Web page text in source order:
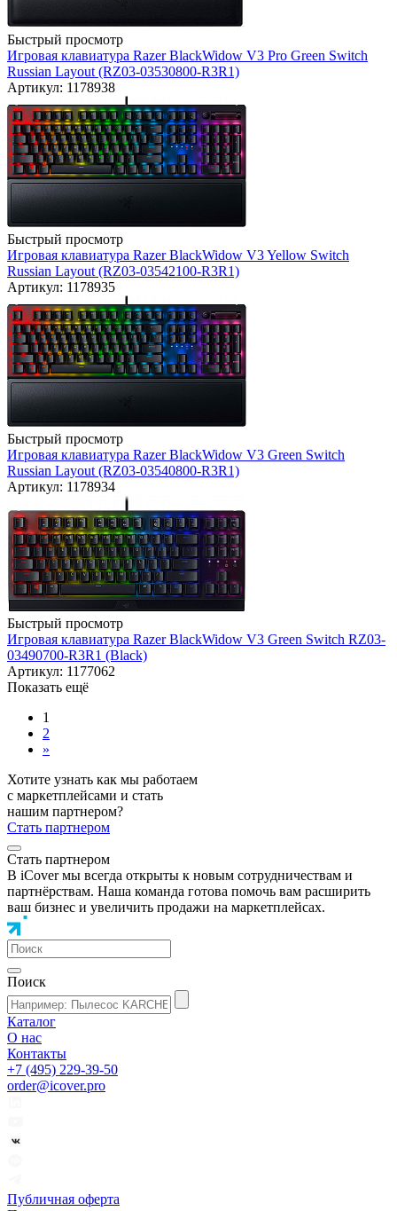
Быстрый просмотр
Игровая клавиатура Razer BlackWidow V3 Pro Green Switch
Russian Layout (RZ03-03530800-R3R1)
Артикул: 1178938
Быстрый просмотр
Игровая клавиатура Razer BlackWidow V3 Yellow Switch
Russian Layout (RZ03-03542100-R3R1)
Артикул: 1178935
Быстрый просмотр
Игровая клавиатура Razer BlackWidow V3 Green Switch
Russian Layout (RZ03-03540800-R3R1)
Артикул: 1178934
Быстрый просмотр
Игровая клавиатура Razer BlackWidow V3 Green Switch RZ03-
03490700-R3R1 (Black)
Артикул: 1177062
Показать ещё
1
2
»
Хотите узнать как мы работаем
с маркетплейсами и стать
нашим партнером?
Стать партнером
Стать партнером
В iCover мы всегда открыты к новым сотрудничествам и
партнёрствам. Наша команда готова помочь вам расширить
ваш бизнес и увеличить продажи на маркетплейсах.
Поиск
Каталог
О нас
Контакты
+7 (495) 229-39-50
order@icover.pro
Публичная оферта